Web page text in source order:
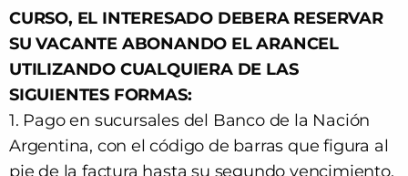
CURSO, EL INTERESADO DEBERA RESERVAR
SU VACANTE ABONANDO EL ARANCEL
UTILIZANDO CUALQUIERA DE LAS
SIGUIENTES FORMAS:
1. Pago en sucursales del Banco de la Nación
Argentina, con el código de barras que figura al
pie de la factura hasta su segundo vencimiento.